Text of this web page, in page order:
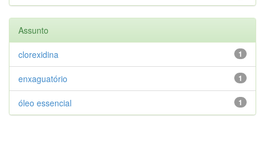
Assunto
1
clorexidina
1
enxaguatório
1
óleo essencial